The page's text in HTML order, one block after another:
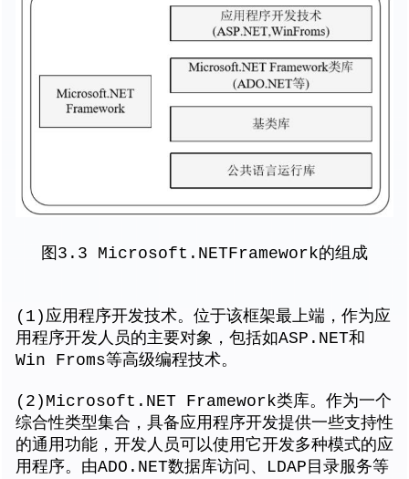
图3.3 Microsoft.NETFramework的组成
(1)应用程序开发技术。位于该框架最上端，作为应
用程序开发人员的主要对象，包括如ASP.NET和
Win Froms等高级编程技术。
(2)Microsoft.NET Framework类库。作为一个
综合性类型集合，具备应用程序开发提供一些支持性
的通用功能，开发人员可以使用它开发多种模式的应
用程序。由ADO.NET数据库访问、LDAP目录服务等